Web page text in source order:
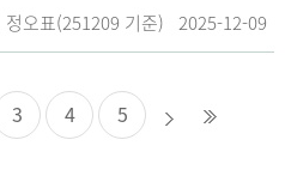
오표(251209 기준) 2025-12-09
3 4 5